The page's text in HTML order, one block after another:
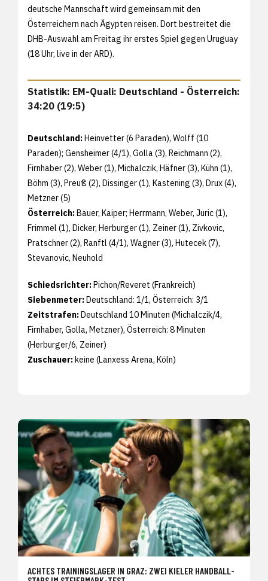
deutsche Mannschaft wird gemeinsam mit den
Österreichern nach Ägypten reisen. Dort bestreitet die
DHB-Auswahl am Freitag ihr erstes Spiel gegen Uruguay
(18 Uhr, live in der ARD).
Statistik: EM-Quali: Deutschland - Österreich:
34:20 (19:5)
Deutschland:Heinvetter (6 Paraden), Wolff (10
Paraden); Gensheimer (4/1), Golla (3), Reichmann (2),
Firnhaber (2), Weber (1), Michalczik, Häfner (3), Kühn (1),
Böhm (3), Preuß (2), Dissinger (1), Kastening (3), Drux (4),
Metzner (5)
Österreich:Bauer, Kaiper; Herrmann, Weber, Juric (1),
Frimmel (1), Dicker, Herburger (1), Zeiner (1), Zivkovic,
Pratschner (2), Ranftl (4/1), Wagner (3), Hutecek (7),
Stevanovic, Neuhold
Schiedsrichter:Pichon/Reveret (Frankreich)
Siebenmeter:Deutschland: 1/1, Österreich: 3/1
Zeitstrafen:Deutschland 10 Minuten (Michalczik/4,
Firnhaber, Golla, Metzner), Österreich: 8 Minuten
(Herburger/6, Zeiner)
Zuschauer:keine (Lanxess Arena, Köln)
ACHTES TRAININGSLAGER IN GRAZ: ZWEI KIELER HANDBALL-